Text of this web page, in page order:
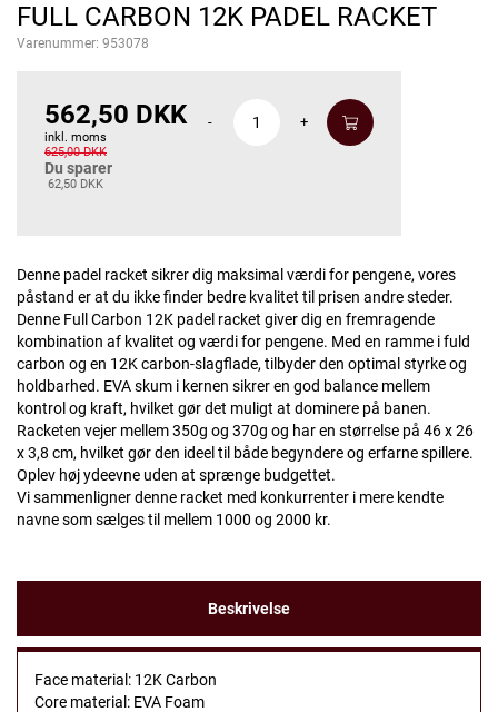
FULL CARBON 12K PADEL RACKET
Varenummer: 953078
562,50 DKK
inkl. moms
625,00 DKK
Du sparer
62,50 DKK
- +
Denne padel racket sikrer dig maksimal værdi for pengene, vores
påstand er at du ikke finder bedre kvalitet til prisen andre steder.
Denne Full Carbon 12K padel racket giver dig en fremragende
kombination af kvalitet og værdi for pengene. Med en ramme i fuld
carbon og en 12K carbon-slagflade, tilbyder den optimal styrke og
holdbarhed. EVA skum i kernen sikrer en god balance mellem
kontrol og kraft, hvilket gør det muligt at dominere på banen.
Racketen vejer mellem 350g og 370g og har en størrelse på 46 x 26
x 3,8 cm, hvilket gør den ideel til både begyndere og erfarne spillere.
Oplev høj ydeevne uden at sprænge budgettet.
Vi sammenligner denne racket med konkurrenter i mere kendte
navne som sælges til mellem 1000 og 2000 kr.
Beskrivelse
Face material: 12K Carbon
Core material: EVA Foam